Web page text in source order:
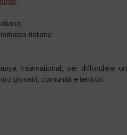
Italiana;
International, per diffondere un
giovani, comunità e territori.